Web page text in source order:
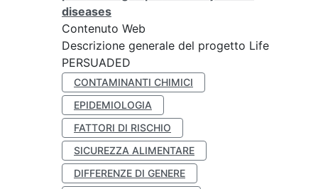
diseases
Contenuto Web
Descrizione generale del progetto Life
PERSUADED
CONTAMINANTI CHIMICI
EPIDEMIOLOGIA
FATTORI DI RISCHIO
SICUREZZA ALIMENTARE
DIFFERENZE DI GENERE